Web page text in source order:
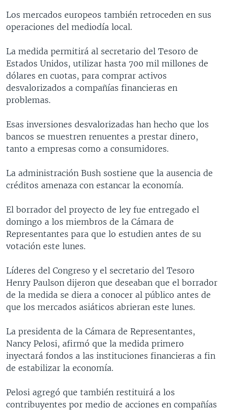
Los mercados europeos también retroceden en sus
operaciones del mediodía local.
La medida permitirá al secretario del Tesoro de
Estados Unidos, utilizar hasta 700 mil millones de
dólares en cuotas, para comprar activos
desvalorizados a compañías financieras en
problemas.
Esas inversiones desvalorizadas han hecho que los
bancos se muestren renuentes a prestar dinero,
tanto a empresas como a consumidores.
La administración Bush sostiene que la ausencia de
créditos amenaza con estancar la economía.
El borrador del proyecto de ley fue entregado el
domingo a los miembros de la Cámara de
Representantes para que lo estudien antes de su
votación este lunes.
Líderes del Congreso y el secretario del Tesoro
Henry Paulson dijeron que deseaban que el borrador
de la medida se diera a conocer al público antes de
que los mercados asiáticos abrieran este lunes.
La presidenta de la Cámara de Representantes,
Nancy Pelosi, afirmó que la medida primero
inyectará fondos a las instituciones financieras a fin
de estabilizar la economía.
Pelosi agregó que también restituirá a los
contribuyentes por medio de acciones en compañías